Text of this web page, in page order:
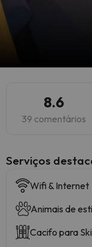
8.6
39 comentários
Serviços
Wifi & Internet
Animais de
Cacifo para